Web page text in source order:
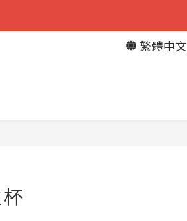
繁體中文